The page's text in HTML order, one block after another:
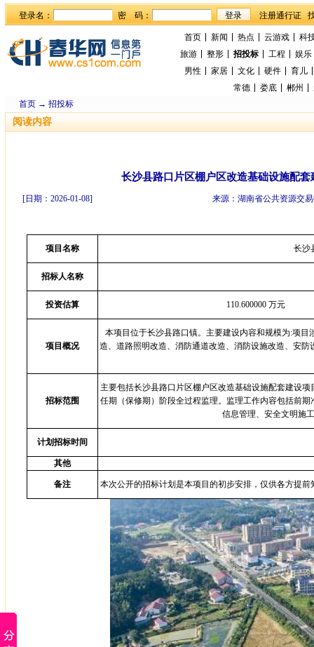
登录名： 密 码：
首页 新闻 热点 云游戏
科
旅游
整形 招投标 工程
娱乐
男性
家居 文化 硬件
育儿
常德
娄底 郴州
首页→ 招投标
阅读内容
长沙县路口片区棚户区改造基础设施配
[日期：2026-01-08] 来源：湖南省公共资源交
项目名称 长沙
招标人名称
投资估算 110.600000 万元
项目概况
本项目位于长沙县路口镇。主要建设内容和规模为:项
造、道路照明改造、消防通道改造、消防设施改造、安
招标范围
主要包括长沙县路口片区棚户区改造基础设施配套建设
任期（保修期）阶段全过程监理。监理工作内容包括前
信息管理、安全文明施
计划招标时间
其他
备注 本次公开的招标计划是本项目的初步安排，仅供各方提